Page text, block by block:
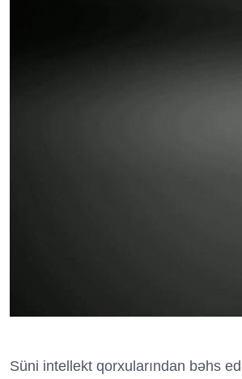
Süni intellekt qorxularından bəhs